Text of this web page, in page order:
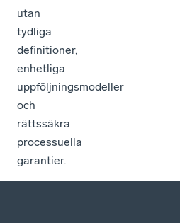
utan
tydliga
definitioner,
enhetliga
uppföljningsmodeller
och
rättssäkra
processuella
garantier.